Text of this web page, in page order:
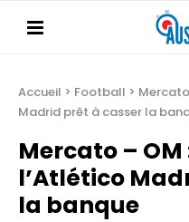
Accueil > Football >
Madrid prêt à casser la
Mercato –
l’Atlético
la banque